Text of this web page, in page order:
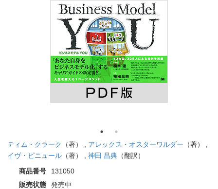
ティム・クラーク （著） , アレックス・オスターワルダー （著） ,
イヴ・ピニュール （著） , 神田 昌典 （翻訳）
商品番号
131050
販売状態
発売中